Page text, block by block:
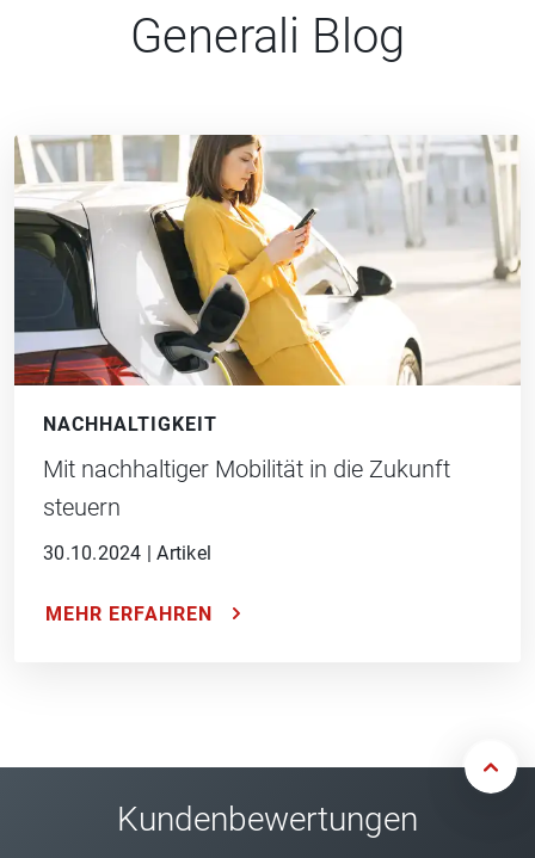
Generali Blog
NACHHALTIGKEIT
Mit nachhaltiger Mobilität in die Zukunft
steuern
30.10.2024 |Artikel
MEHR ERFAHREN
Kundenbewertungen